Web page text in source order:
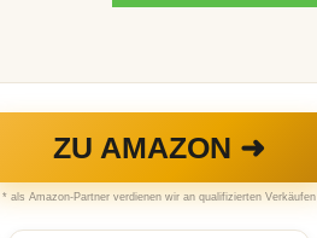
ZU AMAZON ➜
* als Amazon-Partner verdienen wir an qualifizierten Verkäufen